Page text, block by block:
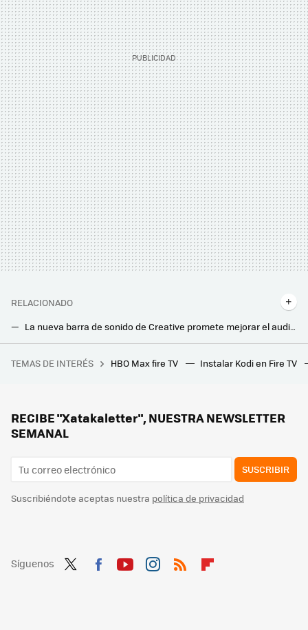
RELACIONADO
La mejor barra de Sonos ya está aquí: así es Arc Ultra, con 14 drivers y capacidad para renderizar Dolby Atmos 9.1.4
28 autoras para informarse y reflexionar sobre videojuegos
TEMAS DE INTERÉS HBO Max fire TV Instalar Kodi en Fire TV
RECIBE "Xatakaletter", NUESTRA NEWSLETTER
SEMANAL
SUSCRIBIR
Suscribiéndote aceptas nuestra política de privacidad
Síguenos